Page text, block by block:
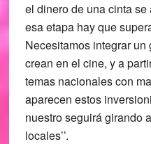
el dinero de una cinta
esa etapa hay que
Necesitamos integrar
crean en el cine, y a
temas nacionales con
aparecen estos
nuestro seguirá girando
locales’’.